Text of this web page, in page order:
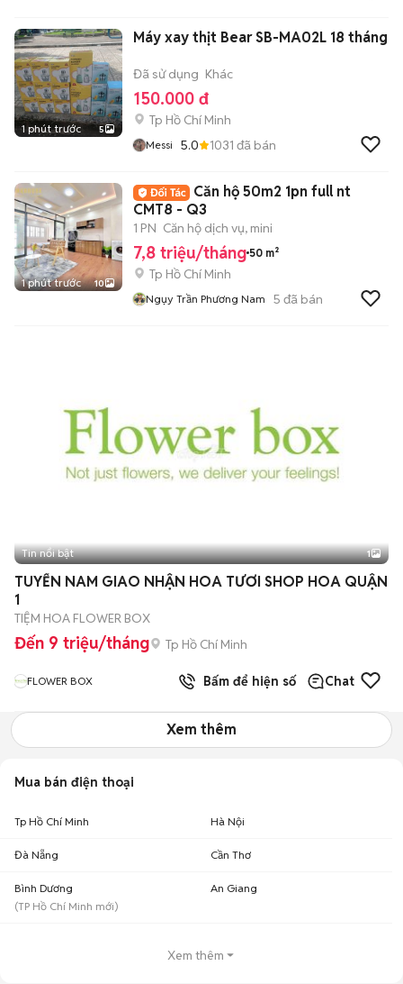
1 phút trước 5
Máy xay thịt Bear SB-MA02L 18 tháng
Đã sử dụng Khác
150.000 đ
Tp Hồ Chí Minh
Messi 5.0 1031 đã bán
1 phút trước 10
Căn hộ 50m2 1pn full nt
CMT8 - Q3
1 PN Căn hộ dịch vụ, mini
7,8 triệu/tháng 50 m²
Tp Hồ Chí Minh
Ngụy Trần Phương Nam 5 đã bán
Tin nổi bật 1
TUYỂN NAM GIAO NHẬN HOA TƯƠI SHOP HOA QUẬN
1
TIỆM HOA FLOWER BOX
Đến 9 triệu/tháng Tp Hồ Chí Minh
FLOWER BOX Bấm để hiện số Chat
Xem thêm
Mua bán điện thoại
Tp Hồ Chí Minh Hà Nội
Đà Nẵng Cần Thơ
Bình Dương
(TP Hồ Chí Minh mới)
An Giang
Xem thêm